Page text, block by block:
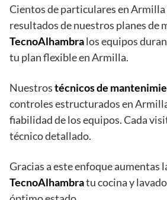
Cientos de particulares en Armilla
resultados de nuestros planes de
TecnoAlhambralos equipos
tu plan flexible en Armilla.
Nuestrostécnicos de
controles estructurados en
fiabilidad de los equipos. Cada
técnico detallado.
Gracias a este enfoque aumentas
TecnoAlhambratu cocina y